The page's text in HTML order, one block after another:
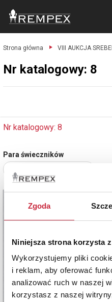
Zgoda
Niniejsza strona korzysta
Wykorzystujemy pliki
i reklam, aby oferować
analizować ruch w naszej
korzystasz z naszej
Strona główna VIII AUKCJA
Nr katalogowy: 8
Nr katalogowy: 8
Para świeczników